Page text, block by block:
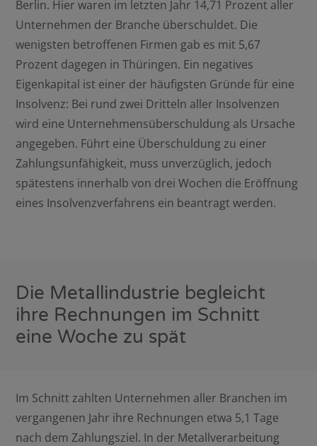
Berlin. Hier waren im letzten Jahr 14,71 Prozent aller
Unternehmen der Branche überschuldet. Die
wenigsten betroffenen Firmen gab es mit 5,67
Prozent dagegen in Thüringen. Ein negatives
Eigenkapital ist einer der häufigsten Gründe für eine
Insolvenz: Bei rund zwei Dritteln aller Insolvenzen
wird eine Unternehmensüberschuldung als Ursache
angegeben. Führt eine Überschuldung zu einer
Zahlungsunfähigkeit, muss unverzüglich, jedoch
spätestens innerhalb von drei Wochen die Eröffnung
eines Insolvenzverfahrens ein beantragt werden.
Die Metallindustrie begleicht
ihre Rechnungen im Schnitt
eine Woche zu spät
Im Schnitt zahlten Unternehmen aller Branchen im
vergangenen Jahr ihre Rechnungen etwa 5,1 Tage
nach dem Zahlungsziel. In der Metallverarbeitung